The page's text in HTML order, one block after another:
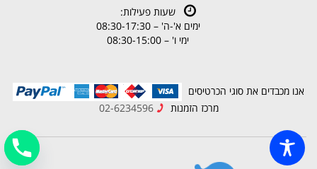
שעות פעילות:
ימים א'-ה' – 08:30-17:30
ימי ו' – 08:30-15:00
אנו מכבדים את סוגי הכרטיסים
מרכז הזמנות
02-6234596